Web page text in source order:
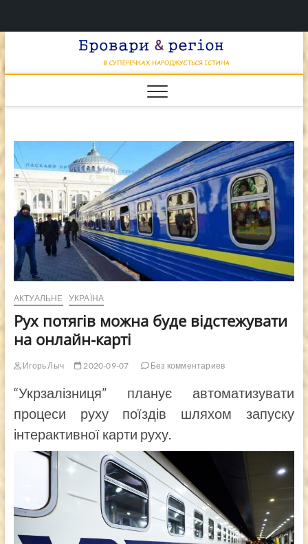
содержимому
НАРОДЖУЄТЬСЯ
АКТУАЛЬНЕ УКРАЇНА
Рух потягів можна буде відстежувати
на онлайн-карті
Игорь Лыч 2020-09-07 Без комментариев
“Укрзалізниця” планує автоматизувати
процеси руху поїздів шляхом запуску
інтерактивної карти руху.